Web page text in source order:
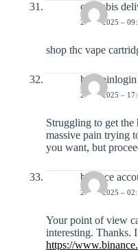
cannabis
20-12-2025 –
shop thc vape
hitnspinlogin
20-12-2025 –
Struggling to get
massive pain trying
you want, but
binance
22-12-2025 –
Your point of view
interesting. Thanks.
https://